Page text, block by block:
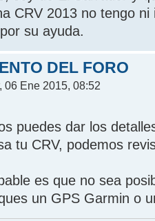
CRV 2013 no tengo
su ayuda.
DEL FORO
06 Ene 2015, 08:52
puedes dar los
tu CRV, podemos
es que no sea
un GPS Garmin o